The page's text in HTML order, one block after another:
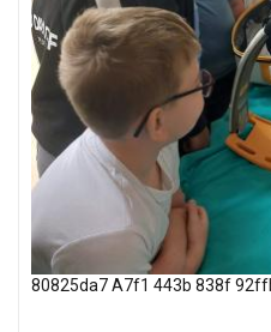
80825da7 A7f1 443b 838f